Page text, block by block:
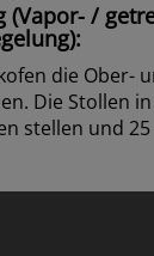
(Vapor- /
die Ober-
Die Stollen
stellen und